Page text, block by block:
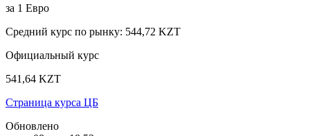
за 1 Евро
Средний курс по рынку: 544,72 KZT
Официальный курс
541,64 KZT
Страница курса ЦБ
Обновлено